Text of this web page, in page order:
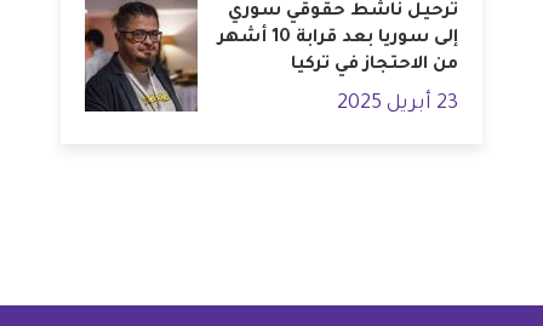
ترحيل ناشط حقوقي سوري
إلى سوريا بعد قرابة 10 أشهر
من الاحتجاز في تركيا
23 أبريل 2025